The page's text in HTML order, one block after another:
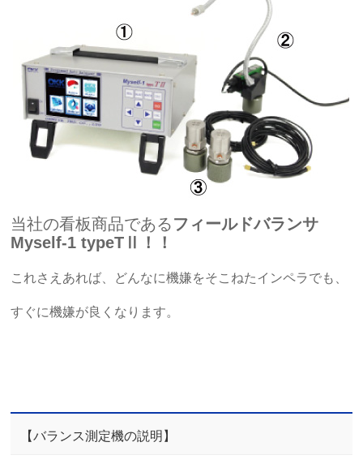
当社の看板商品であるフィールドバランサ
Myself-1 typeTⅡ！！
これさえあれば、どんなに機嫌をそこねたインペラでも、
すぐに機嫌が良くなります。
【バランス測定機の説明】